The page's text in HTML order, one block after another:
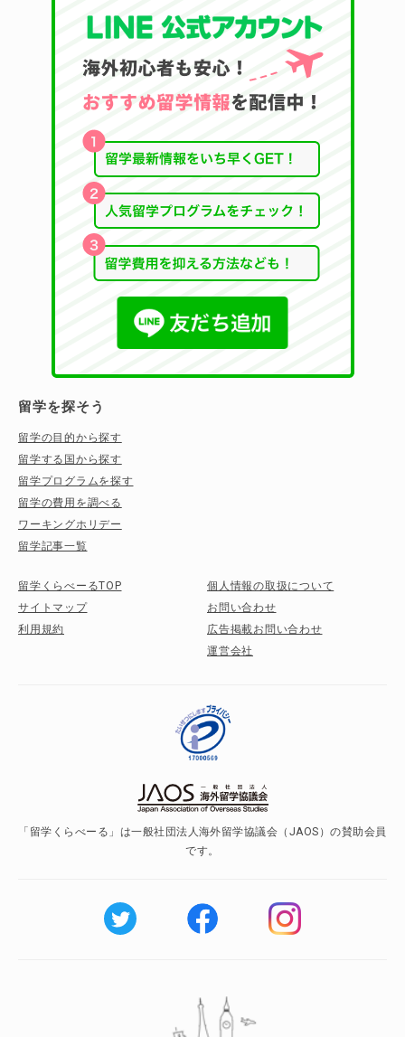
留学を探そう
留学の目的から探す
留学する国から探す
留学プログラムを探す
留学の費用を調べる
ワーキングホリデー
留学記事一覧
留学くらべーるTOP
サイトマップ
利用規約
個人情報の取扱について
お問い合わせ
広告掲載お問い合わせ
運営会社
「留学くらべーる」は一般社団法人海外留学協議会（JAOS）の賛助会員
です。